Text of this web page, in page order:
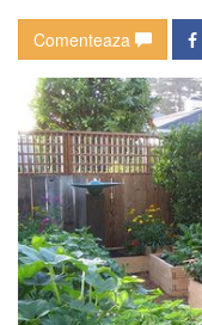
Comenteaza